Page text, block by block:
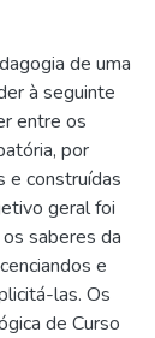
de uma
à seguinte
entre os
por
e construídas
geral foi
saberes da
e
las. Os
de Curso